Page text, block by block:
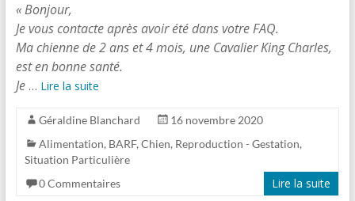
« Bonjour,
Je vous contacte après avoir été dans votre FAQ.
Ma chienne de 2 ans et 4 mois, une Cavalier King Charles,
est en bonne santé.
Je… Lire la suite
Géraldine Blanchard
16 novembre 2020
Alimentation, BARF, Chien, Reproduction - Gestation,
Situation Particulière
0 Commentaires
Lire la suite